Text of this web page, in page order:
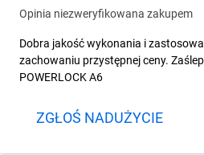
Opinia niezweryfikowana zakupem
Dobra jakość wykonania i
zachowaniu przystępnej ceny.
POWERLOCK A6
ZGŁOŚ NADUŻYCIE